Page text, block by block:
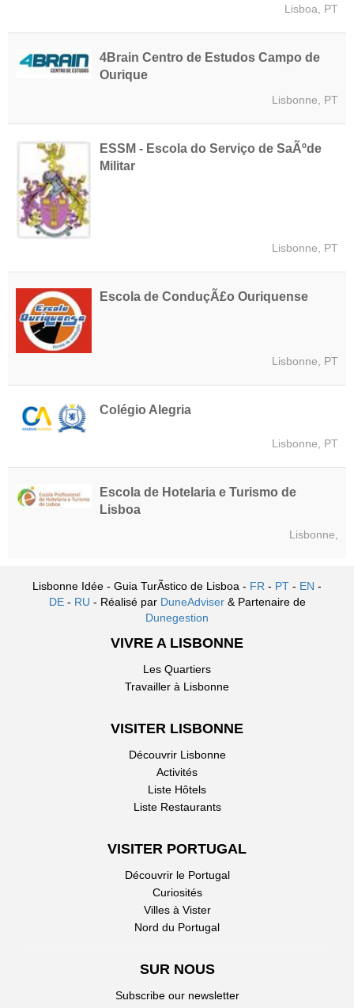
Lisboa, PT
4Brain Centro de Estudos Campo de
Ourique
Lisbonne, PT
ESSM - Escola do Serviço de SaÃºde
Militar
Lisbonne, PT
Escola de ConduçÃ£o Ouriquense
Lisbonne, PT
Colégio Alegria
Lisbonne, PT
Escola de Hotelaria e Turismo de
Lisboa
Lisbonne,
Lisbonne Idée - Guia TurÃ­stico de Lisboa - FR - PT - EN -
DE- RU - Réalisé par DuneAdviser & Partenaire de
Dunegestion
VIVRE A LISBONNE
Les Quartiers
Travailler à Lisbonne
VISITER LISBONNE
Découvrir Lisbonne
Activités
Liste Hôtels
Liste Restaurants
VISITER PORTUGAL
Découvrir le Portugal
Curiosités
Villes à Vister
Nord du Portugal
SUR NOUS
Subscribe our newsletter